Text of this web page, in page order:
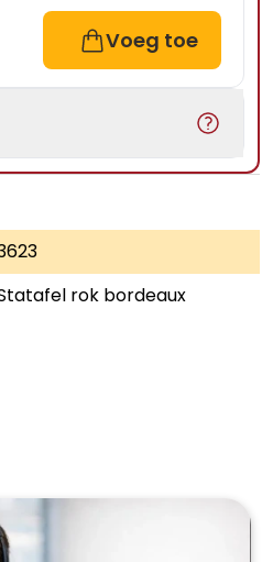
Voeg toe
rok bordeaux